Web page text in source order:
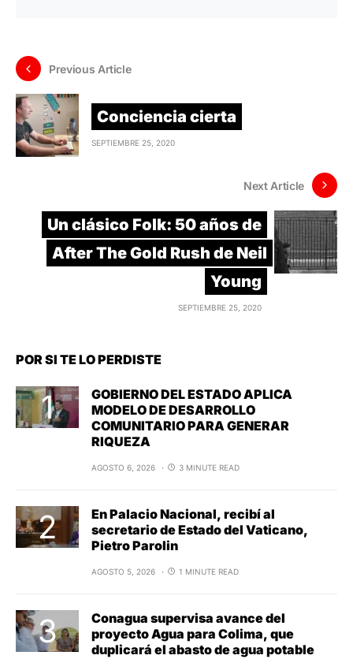
Previous Article
Conciencia cierta
SEPTIEMBRE 25, 2020
Next Article
Un clásico Folk: 50 años de
After The Gold Rush de Neil
Young
SEPTIEMBRE 25, 2020
POR SI TE LO PERDISTE
GOBIERNO DEL ESTADO APLICA
MODELO DE DESARROLLO
COMUNITARIO PARA GENERAR
RIQUEZA
AGOSTO 6, 2026 3 MINUTE READ
En Palacio Nacional, recibí al
secretario de Estado del Vaticano,
Pietro Parolin
AGOSTO 5, 2026 1 MINUTE READ
Conagua supervisa avance del
proyecto Agua para Colima, que
duplicará el abasto de agua potable